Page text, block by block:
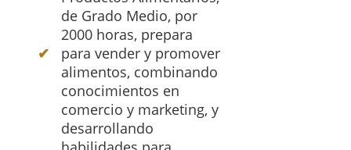
de Grado Medio, por
2000 horas, prepara
para vender y promover
alimentos, combinando
conocimientos en
comercio y marketing, y
desarrollando